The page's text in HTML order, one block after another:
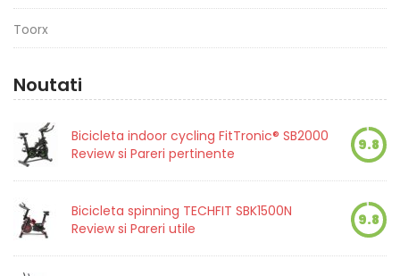
Toorx
Noutati
Bicicleta indoor cycling FitTronic® SB2000
Review si Pareri pertinente
9.8
Bicicleta spinning TECHFIT SBK1500N
Review si Pareri utile
9.8